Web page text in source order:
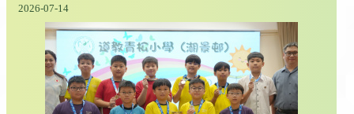
2026-07-14